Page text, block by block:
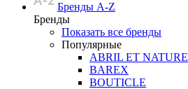
Бренды A-Z
Бренды
Показать все бренды
Популярные
ABRIL ET NATURE
BAREX
BOUTICLE